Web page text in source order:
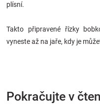
plísní.
Takto připravené řízky
vyneste až na jaře, kdy je
Pokračujte v